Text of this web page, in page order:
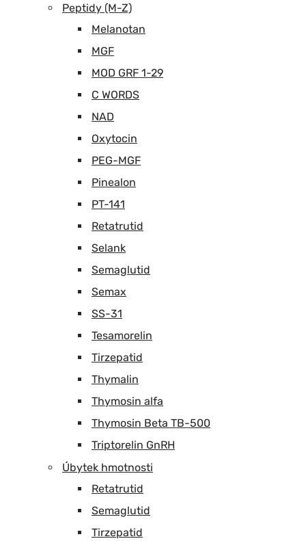
Peptidy (M-Z)
Melanotan
MGF
MOD GRF 1-29
C WORDS
NAD
Oxytocin
PEG-MGF
Pinealon
PT-141
Retatrutid
Selank
Semaglutid
Semax
SS-31
Tesamorelin
Tirzepatid
Thymalin
Thymosin alfa
Thymosin Beta TB-500
Triptorelin GnRH
Úbytek hmotnosti
Retatrutid
Semaglutid
Tirzepatid